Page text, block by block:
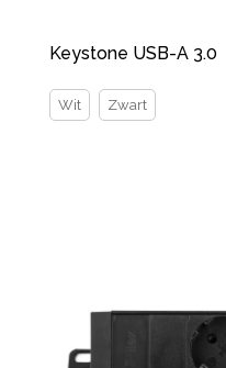
Keystone USB-A 3.0
Wit Zwart